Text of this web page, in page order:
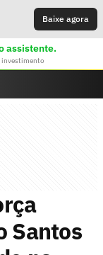
Baixe agora
assistente.
investimento
Santos